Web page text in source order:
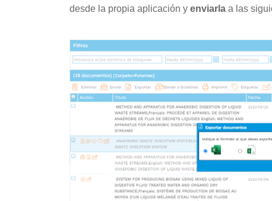
desde la propia aplicación y enviarla a las